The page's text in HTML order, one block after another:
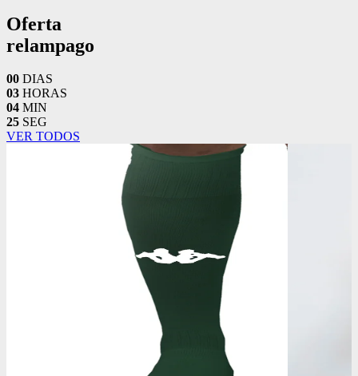
Oferta
relampago
00 DIAS
03 HORAS
04 MIN
23 SEG
VER TODOS